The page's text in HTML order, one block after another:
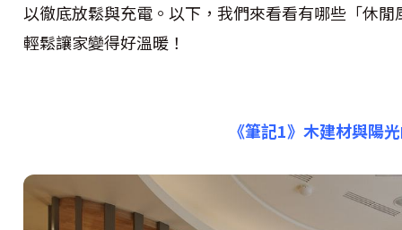
以徹底放鬆與充電。以下，我們來看看有哪些「休
輕鬆讓家變得好溫暖！
《筆記1》木建材與陽